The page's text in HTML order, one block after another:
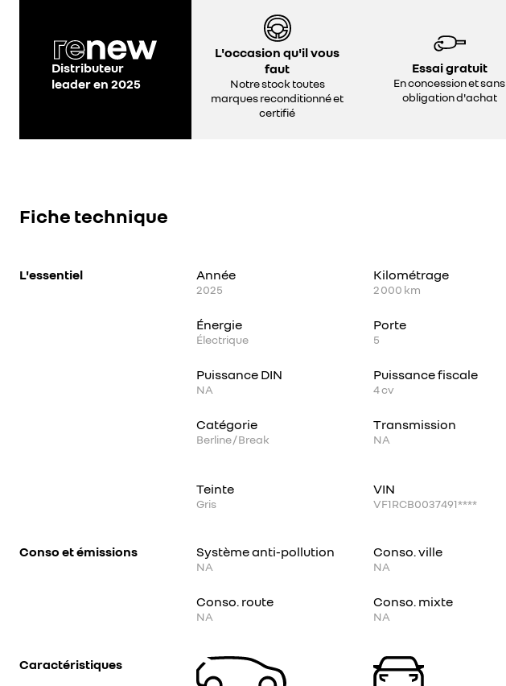
Distributeur
leader en 2025
L'occasion qu'il vous
faut
Notre stock toutes
marques reconditionné et
certifié
Essai gratuit
En concession et sans
obligation d'achat
Fiche technique
L'essentiel Année
2025
Kilométrage
2 000 km
Énergie
Électrique
Porte
5
Puissance DIN
NA
Puissance fiscale
4cv
Catégorie
Berline / Break
Transmission
NA
Teinte
Gris
VIN
VF1RCB0037491****
Conso et émissions Système anti-pollution
NA
Conso. ville
NA
Conso. route
NA
Conso. mixte
NA
Caractéristiques